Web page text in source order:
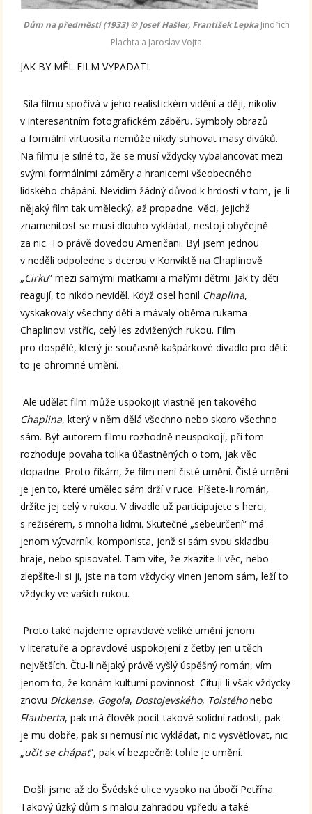
Dům na předměstí (1933) © Josef Hašler, František LepkaJindřich
Plachta a Jaroslav Vojta
JAK BY MĚL FILM VYPADATI.
Síla filmu spočívá v jeho realistickém vidění a ději, nikoliv
v interesantním fotografickém záběru. Symboly obrazů
a formální virtuosita nemůže nikdy strhovat masy diváků.
Na filmu je silné to, že se musí vždycky vybalancovat mezi
svými formálními záměry a hranicemi všeobecného
lidského chápání. Nevidím žádný důvod k hrdosti v tom, je-li
nějaký film tak umělecký, až propadne. Věci, jejichž
znamenitost se musí dlouho vykládat, nestojí obyčejně
za nic. To právě dovedou Američani. Byl jsem jednou
v neděli odpoledne s dcerou v Konviktě na Chaplinově
„Cirku” mezi samými matkami a malými dětmi. Jak ty děti
reagují, to nikdo neviděl. Když osel honil Chaplina,
vyskakovaly všechny děti a mávaly oběma rukama
Chaplinovi vstříc, celý les zdvižených rukou. Film
pro dospělé, který je současně kašpárkové divadlo pro děti:
to je ohromné umění.
Ale udělat film může uspokojit vlastně jen takového
Chaplina, který v něm dělá všechno nebo skoro všechno
sám. Být autorem filmu rozhodně neuspokojí, při tom
rozhoduje povaha tolika účastněných o tom, jak věc
dopadne. Proto říkám, že film není čisté umění. Čisté umění
je jen to, které umělec sám drží v ruce. Píšete-li román,
držíte jej celý v rukou. V divadle už participujete s herci,
s režisérem, s mnoha lidmi. Skutečné „sebeurčení” má
jenom výtvarník, komponista, jenž si sám svou skladbu
hraje, nebo spisovatel. Tam víte, že zkazíte-li věc, nebo
zlepšíte-li si ji, jste na tom vždycky vinen jenom sám, leží to
vždycky ve vašich rukou.
Proto také najdeme opravdové veliké umění jenom
v literatuře a opravdové uspokojení z četby jen u těch
největších. Čtu-li nějaký právě vyšlý úspěšný román, vím
jenom to, že konám kulturní povinnost. Cituji-li však vždycky
znovu Dickense, Gogola, Dostojevského, Tolstéhonebo
Flauberta, pak má člověk pocit takové solidní radosti, pak
je mu dobře, pak si nemusí nic vykládat, nic vysvětlovat, nic
„učit se chápat”, pak ví bezpečně: tohle je umění.
Došli jsme až do Švédské ulice vysoko na úbočí Petřína.
Takový úzký dům s malou zahradou vpředu a také